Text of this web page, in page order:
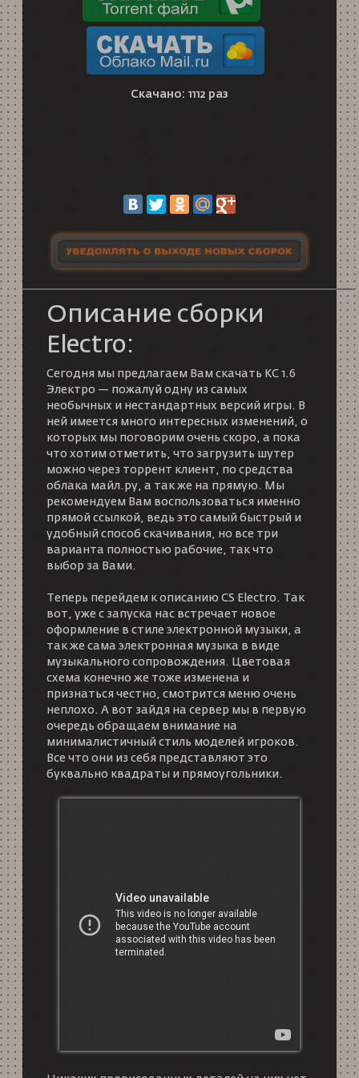
Скачано: 1112 раз
Описание сборки
Electro:
Сегодня мы предлагаем Вам скачать КС 1.6
Электро — пожалуй одну из самых
необычных и нестандартных версий игры. В
ней имеется много интересных изменений, о
которых мы поговорим очень скоро, а пока
что хотим отметить, что загрузить шутер
можно через торрент клиент, по средства
облака майл.ру, а так же на прямую. Мы
рекомендуем Вам воспользоваться именно
прямой ссылкой, ведь это самый быстрый и
удобный способ скачивания, но все три
варианта полностью рабочие, так что
выбор за Вами.
Теперь перейдем к описанию CS Electro. Так
вот, уже с запуска нас встречает новое
оформление в стиле электронной музыки, а
так же сама электронная музыка в виде
музыкального сопровождения. Цветовая
схема конечно же тоже изменена и
признаться честно, смотрится меню очень
неплохо. А вот зайдя на сервер мы в первую
очередь обращаем внимание на
минималистичный стиль моделей игроков.
Все что они из себя представляют это
буквально квадраты и прямоугольники.